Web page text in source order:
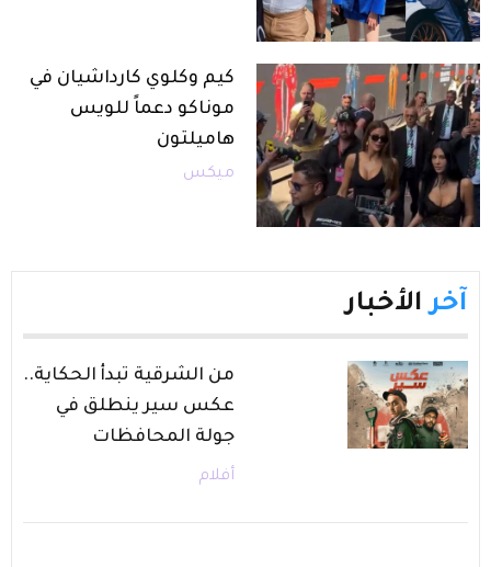
كيم وكلوي كارداشيان في
موناكو دعماً للويس
هاميلتون
ميكس
آخر الأخبار
من الشرقية تبدأ الحكاية..
عكس سير ينطلق في
جولة المحافظات
أفلام